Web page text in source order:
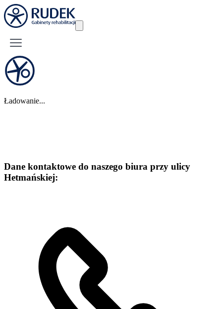
Ładowanie...
Dane kontaktowe do naszego biura przy ulicy
Hetmańskiej: